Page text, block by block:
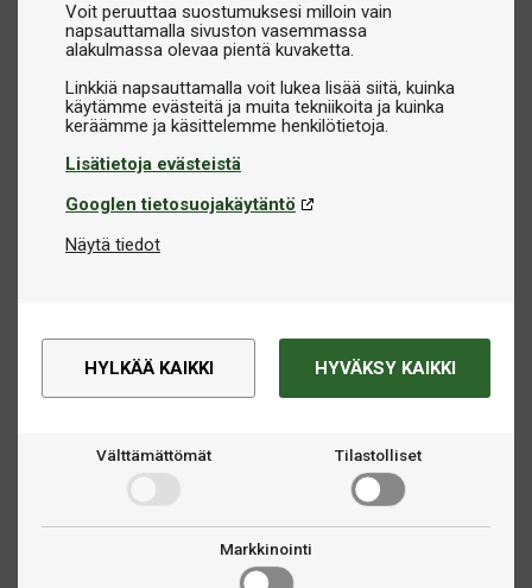
Voit peruuttaa suostumuksesi milloin vain
napsauttamalla sivuston vasemmassa
alakulmassa olevaa pientä kuvaketta.
Linkkiä napsauttamalla voit lukea lisää siitä, kuinka
käytämme evästeitä ja muita tekniikoita ja kuinka
Lisätietoja evästeistä
Googlen tietosuojakäytäntö
Näytä tiedot
HYLKÄÄ KAIKKI HYVÄKSY KAIKKI
Välttämättömät Tilastolliset
Markkinointi